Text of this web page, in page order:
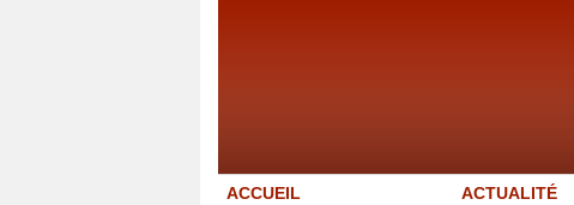
ACCUEIL ACTUALITÉ